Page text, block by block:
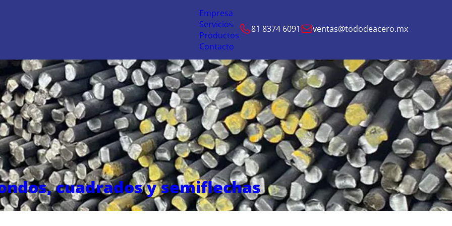
Empresa
Servicios
Productos
Contacto
81 8374 6091 ventas@tododeacero.mx
cuadrados y semiflechas